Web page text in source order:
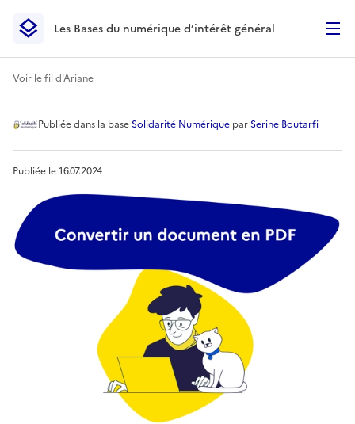
Les Bases du numérique d’intérêt général- Retour à la
Les Bases du numérique d’intérêt général
Voir le fil d'Ariane
Convertir un document en
Publiéedans la base Solidarité Numérique par Serine Boutarfi
Publiée le16.07.2024